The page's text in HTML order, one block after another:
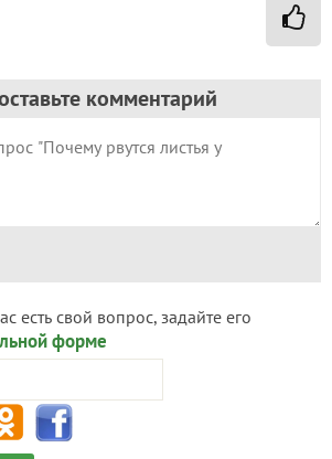
комментарий
есть свой вопрос, задайте его
форме